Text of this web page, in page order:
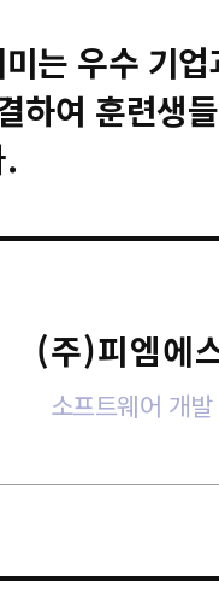
는 우수 기
하여 훈련생
(주)피엠에
소프트웨어 개발